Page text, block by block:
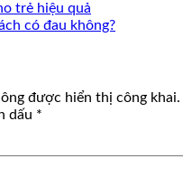
trẻ hiệu quả
có đau không?
được hiển thị công khai.
dấu *